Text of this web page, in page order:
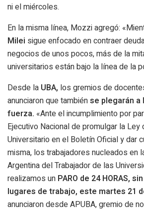
ni el miércoles.
En la misma línea, Mozzi agregó:
Milei sigue enfocado en contraer
negocios de unos pocos, más de la
universitarios están bajo la línea de la
Desde la UBA, los gremios de
anunciaron que tambiénse plegarán a
fuerza. «Ante el incumplimiento por
Ejecutivo Nacional de promulgar la Ley
Universitario en el Boletín Oficial y dar
misma, los trabajadores nucleados en
Argentina del Trabajador de las
realizamos un PARO de 24 HORAS,
lugares de trabajo, este martes 21
anunciaron desde APUBA, gremio de